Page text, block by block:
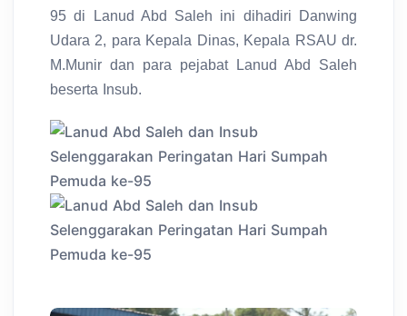
95 di Lanud Abd Saleh ini dihadiri Danwing
Udara 2, para Kepala Dinas, Kepala RSAU dr.
M.Munir dan para pejabat Lanud Abd Saleh
beserta Insub.